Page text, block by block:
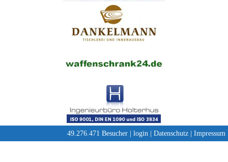
49.276.471 Besucher | login Datenschutz Impressum